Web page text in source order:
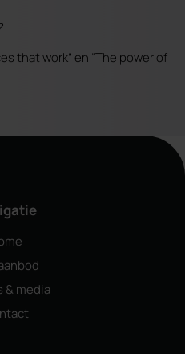
that work” en “The power of
& media